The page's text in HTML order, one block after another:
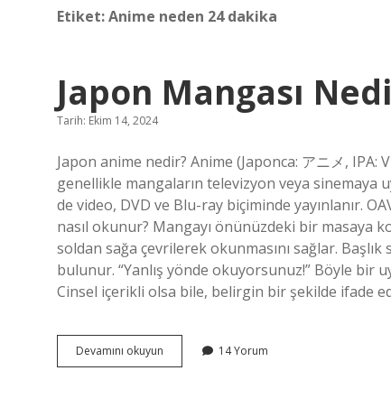
Etiket:Anime neden 24 dakika
Japon Mangası
Tarih: Ekim 14, 2024
Japon anime nedir? Anime (Japonca: アニメ,
genellikle mangaların televizyon veya
de video, DVD ve Blu-ray biçiminde yayınlanır.
nasıl okunur? Mangayı önünüzdeki bir masaya
soldan sağa çevrilerek okunmasını sağlar. Başlık
bulunur. “Yanlış yönde okuyorsunuz!” Böyle bir
Cinsel içerikli olsa bile, belirgin bir şekilde ifade
Devamını okuyun
Mangası
14 Yorum